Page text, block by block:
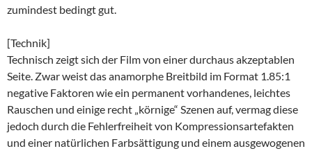
zumindest bedingt gut.
[Technik]
Technisch zeigt sich der Film von einer durchaus akzeptablen
Seite. Zwar weist das anamorphe Breitbild im Format 1.85:1
negative Faktoren wie ein permanent vorhandenes, leichtes
Rauschen und einige recht „körnige“ Szenen auf, vermag diese
jedoch durch die Fehlerfreiheit von Kompressionsartefakten
und einer natürlichen Farbsättigung und einem ausgewogenen